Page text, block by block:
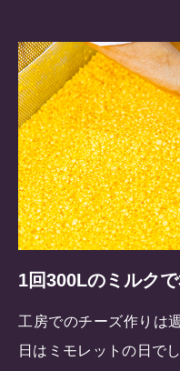
1回300Lのミルク
工房でのチーズ作りは
日はミモレットの日で